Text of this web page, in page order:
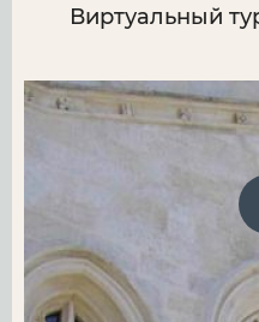
Виртуальный